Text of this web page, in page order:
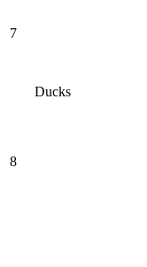
7
Ducks
8